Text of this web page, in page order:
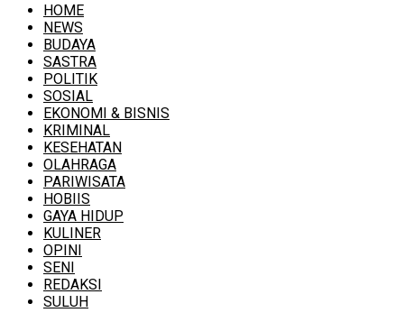
HOME
NEWS
BUDAYA
SASTRA
POLITIK
SOSIAL
EKONOMI & BISNIS
KRIMINAL
KESEHATAN
OLAHRAGA
PARIWISATA
HOBIIS
GAYA HIDUP
KULINER
OPINI
SENI
REDAKSI
SULUH